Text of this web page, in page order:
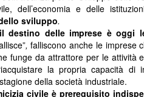
dell’economia e delle
sviluppo.
il destino delle imprese è oggi
,falliscono anche le imprese
funge da attrattore per le attività
la propria capacità di
della società industriale.
civile è prerequisito